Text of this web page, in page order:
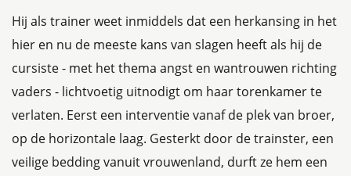
Hij als trainer weet inmiddels dat een herkansing in het
hier en nu de meeste kans van slagen heeft als hij de
cursiste - met het thema angst en wantrouwen richting
vaders - lichtvoetig uitnodigt om haar torenkamer te
verlaten. Eerst een interventie vanaf de plek van broer,
op de horizontale laag. Gesterkt door de trainster, een
veilige bedding vanuit vrouwenland, durft ze hem een